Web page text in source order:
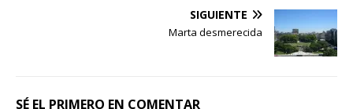
SIGUIENTE
Marta desmerecida
SÉ EL PRIMERO EN COMENTAR